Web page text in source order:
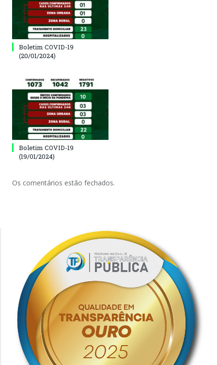
Boletim COVID-19
(20/01/2024)
Boletim COVID-19
(19/01/2024)
Os comentários estão fechados.